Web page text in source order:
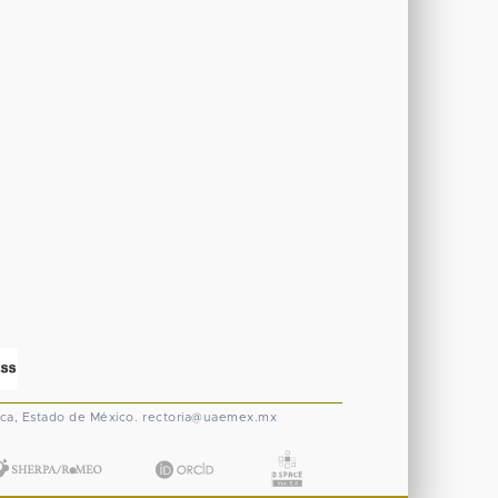
Estado de México. rectoria@uaemex.mx